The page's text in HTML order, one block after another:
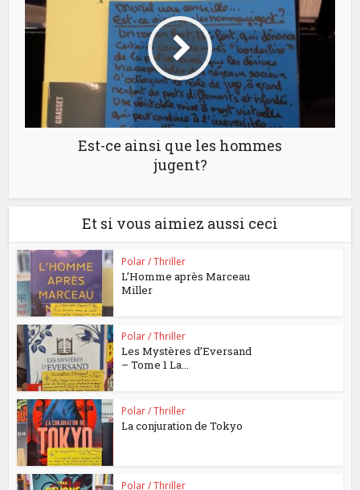
Est-ce ainsi que les hommes
jugent?
Et si vous aimiez aussi ceci
Polar / Thriller
L’Homme après Marceau
Miller
Polar / Thriller
Les Mystères d’Eversand
– Tome 1 La...
Polar / Thriller
La conjuration de Tokyo
Polar / Thriller